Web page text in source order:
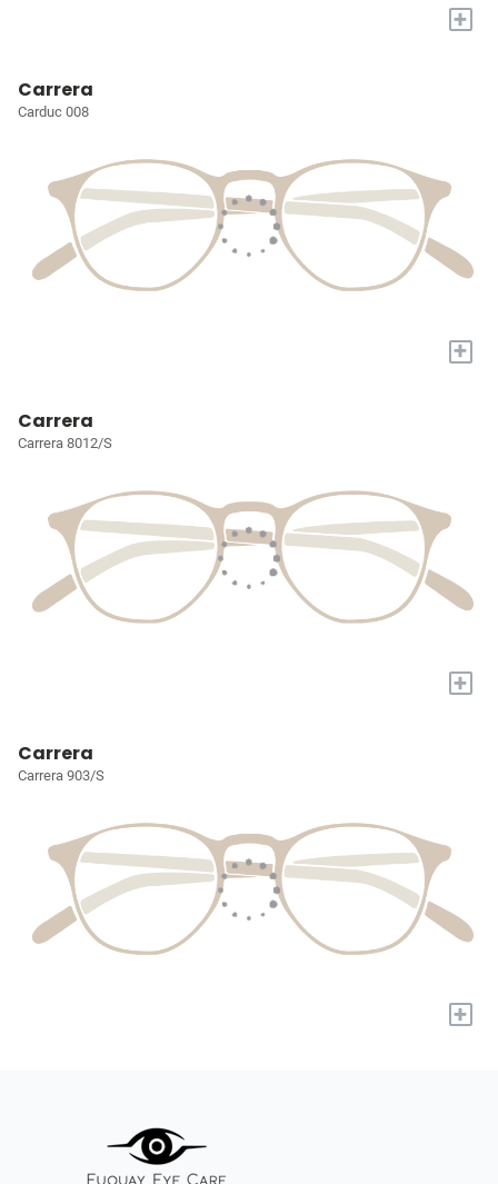
+
Carrera
Carduc 008
+
Carrera
Carrera 8012/S
+
Carrera
Carrera 903/S
+